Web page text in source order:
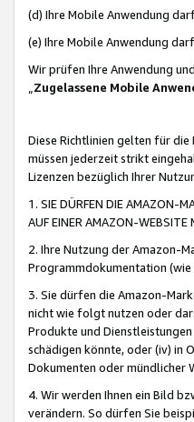
(d) Ihre Mobile Anwendung
(e) Ihre Mobile Anwendung
Wir prüfen Ihre Anwendung
„Zugelassene Mobile
Diese Richtlinien gelten für
müssen jederzeit strikt
Lizenzen bezüglich Ihrer
1. SIE DÜRFEN DIE AMAZON-
AUF EINER AMAZON-WEBSITE
2. Ihre Nutzung der Amazon-
Programmdokumentation (wie
3. Sie dürfen die Amazon-
nicht wie folgt nutzen oder
Produkte und
schädigen könnte, oder (iv) in
Dokumenten oder mündlicher
4. Wir werden Ihnen ein Bild
verändern. So dürfen Sie